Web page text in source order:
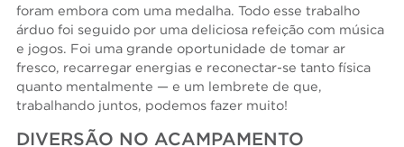
foram embora com uma medalha. Todo esse trabalho
árduo foi seguido por uma deliciosa refeição com música
e jogos. Foi uma grande oportunidade de tomar ar
fresco, recarregar energias e reconectar-se tanto física
quanto mentalmente — e um lembrete de que,
trabalhando juntos, podemos fazer muito!
DIVERSÃO NO ACAMPAMENTO